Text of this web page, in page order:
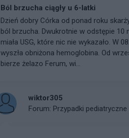
Ból brzucha ciągły u 6-latki
Dzień dobry Córka od ponad roku
ból brzucha. Dwukrotnie w odstępie 10
miała USG, które nic nie wykazało. W
wyszła obniżona hemoglobina. Od
bierze żelazo Ferum, wi...
wiktor305
Forum: Przypadki pediatryczne